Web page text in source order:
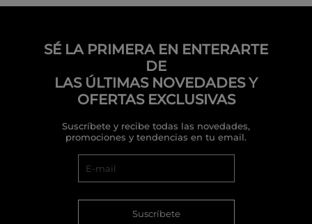
SÉ LA PRIMERA EN ENTERARTE
DE
LAS ÚLTIMAS NOVEDADES Y
OFERTAS EXCLUSIVAS
Suscríbete y recibe todas las novedades,
promociones y tendencias en tu email.
Suscríbete